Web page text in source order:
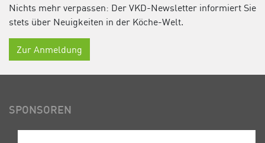
Nichts mehr verpassen: Der VKD-Newsletter informiert Sie
stets über Neuigkeiten in der Köche-Welt.
Zur Anmeldung
SPONSOREN